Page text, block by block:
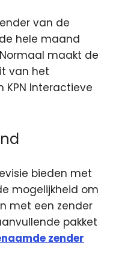
van de
hele maand
Normaal maakt de
van het
KPN Interactieve
bieden met
mogelijkheid om
met een zender
pakket
zender